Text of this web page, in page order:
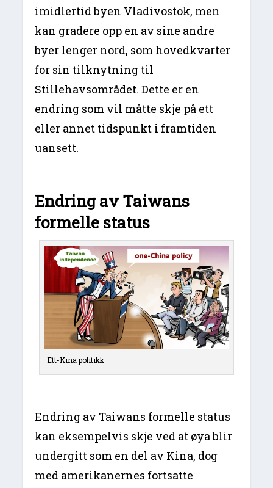
imidlertid byen Vladivostok, men
kan gradere opp en av sine andre
byer lenger nord, som hovedkvarter
for sin tilknytning til
Stillehavsområdet. Dette er en
endring som vil måtte skje på ett
eller annet tidspunkt i framtiden
uansett.
Endring av Taiwans
formelle status
Ett-Kina politikk
Endring av Taiwans formelle status
kan eksempelvis skje ved at øya blir
undergitt som en del av Kina, dog
med amerikanernes fortsatte